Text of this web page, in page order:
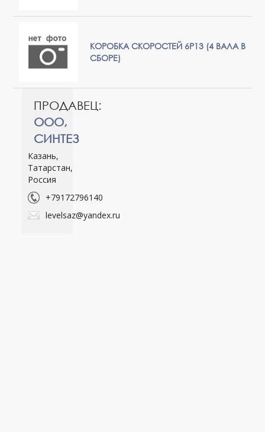
КОРОБКА СКОРОСТЕЙ 6Р13 (4 ВАЛА В
СБОРЕ)
ПРОДАВЕЦ:
ООО,
СИНТЕЗ
Казань,
Татарстан,
Россия
+79172796140
levelsaz@yandex.ru